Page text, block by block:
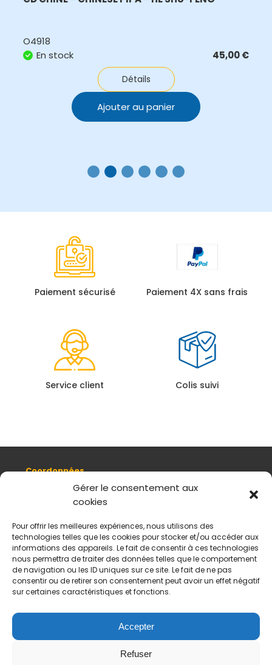
Gérer le consentement aux
cookies
Pour offrir les meilleures expériences, nous utilisons des
technologies telles que les cookies pour stocker et/ou accéder aux
informations des appareils. Le fait de consentir à ces technologies
nous permettra de traiter des données telles que le comportement
de navigation ou les ID uniques sur ce site. Le fait de ne pas
consentir ou de retirer son consentement peut avoir un effet négatif
sur certaines caractéristiques et fonctions.
Accepter
Refuser
O4918
En stock
45,00€
Détails
Ajouter au panier
Paiement sécurisé Paiement 4X sans frais
Service client Colis suivi
Coordonnées
8, quai Romain Rolland 69005 Lyon
+ 33 (0)4 78 42 55 04
Plan d'accès
Mentions légales
Politique de données personnelles
CGV
Horaires d’ouverture
Du mardi au samedi :
Fermé le dimanche et le lundi